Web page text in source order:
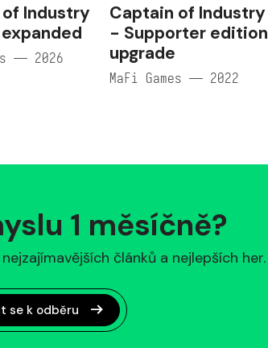
Industry
— 2026
Captain of Industry
- Supporter edition
upgrade
MaFi Games — 2022
1 měsíčně?
článků a nejlepších her.
se k odběru